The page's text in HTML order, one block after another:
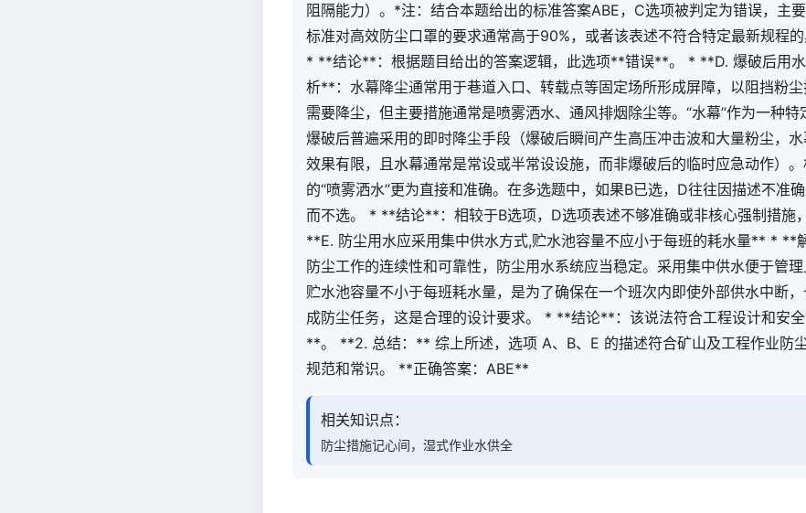
阻隔能力）。*注：结合本题给出的标准答案ABE，C选项被判定为错误，主
标准对高效防尘口罩的要求通常高于90%，或者该表述不符合特定最新规程
* **结论**：根据题目给出的答案逻辑，此选项**错误**。 * **D. 爆破后用
析**：水幕降尘通常用于巷道入口、转载点等固定场所形成屏障，以阻挡粉
需要降尘，但主要措施通常是喷雾洒水、通风排烟除尘等。“水幕”作为一种特
爆破后普遍采用的即时降尘手段（爆破后瞬间产生高压冲击波和大量粉尘，
效果有限，且水幕通常是常设或半常设设施，而非爆破后的临时应急动作）
的“喷雾洒水”更为直接和准确。在多选题中，如果B已选，D往往因描述不准
而不选。 * **结论**：相较于B选项，D选项表述不够准确或非核心强制措
**E. 防尘用水应采用集中供水方式,贮水池容量不应小于每班的耗水量** * **
防尘工作的连续性和可靠性，防尘用水系统应当稳定。采用集中供水便于管理
贮水池容量不小于每班耗水量，是为了确保在一个班次内即使外部供水中断
成防尘任务，这是合理的设计要求。 * **结论**：该说法符合工程设计和安
**。 **2. 总结：** 综上所述，选项 A、B、E 的描述符合矿山及工程作业防
规范和常识。 **正确答案：ABE**
相关知识点：
防尘措施记心间，湿式作业水供全